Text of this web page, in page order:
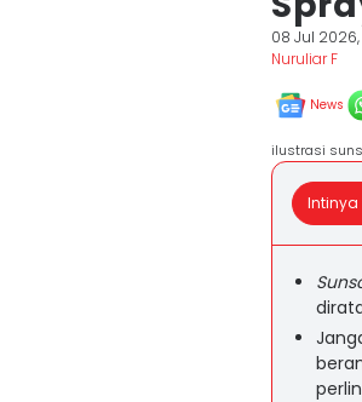
08 Jul 2026,
Nuruliar F
News
ilustrasi
Intinya